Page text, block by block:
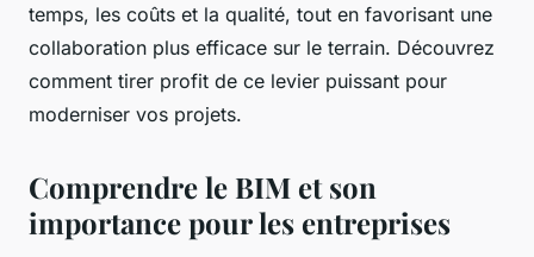
temps, les coûts et la qualité, tout en favorisant une
collaboration plus efficace sur le terrain. Découvrez
comment tirer profit de ce levier puissant pour
moderniser vos projets.
Comprendre le BIM et son
importance pour les entreprises